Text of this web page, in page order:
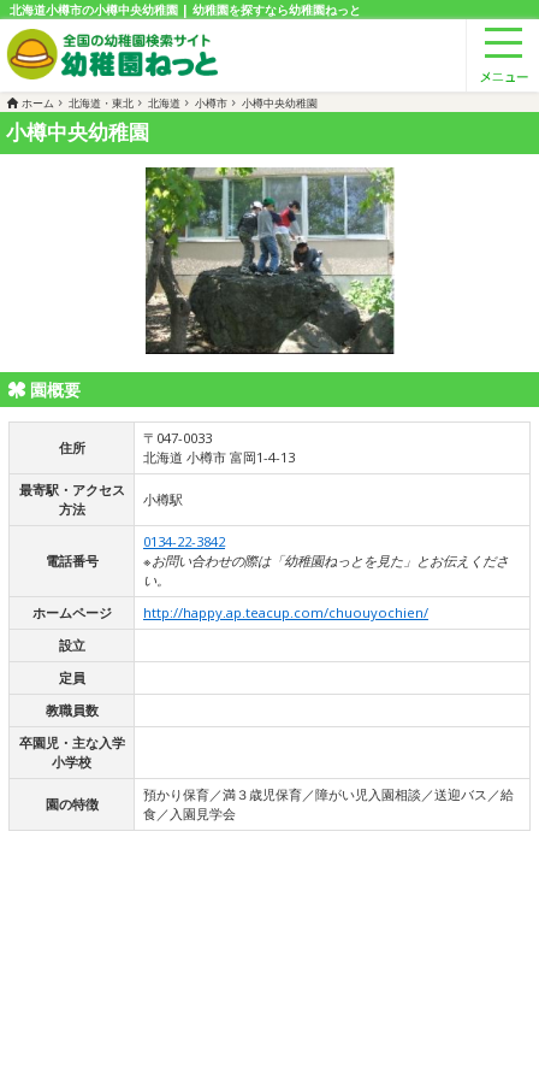
北海道小樽市の小樽中央幼稚園 | 幼稚園を探すなら幼稚園ねっと
ホーム 北海道・東北 北海道 小樽市 小樽中央幼稚園
小樽中央幼稚園
園概要
住所
〒047-0033
北海道 小樽市 富岡1-4-13
最寄駅・アクセス
方法
小樽駅
電話番号
0134-22-3842
※お問い合わせの際は「幼稚園ねっとを見た」とお伝えくださ
い。
ホームページ
http://happy.ap.teacup.com/chuouyochien/
設立
定員
教職員数
卒園児・主な入学
小学校
園の特徴
預かり保育／満３歳児保育／障がい児入園相談／送迎バス／給
食／入園見学会